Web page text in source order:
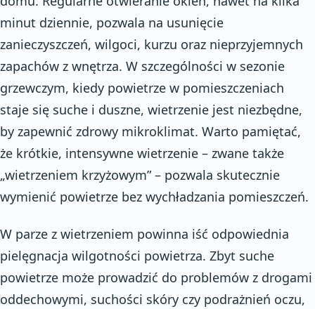
minut dziennie, pozwala na usunięcie
zanieczyszczeń, wilgoci, kurzu oraz nieprzyjemnych
zapachów z wnętrza. W szczególności w sezonie
grzewczym, kiedy powietrze w pomieszczeniach
staje się suche i duszne, wietrzenie jest niezbędne,
by zapewnić zdrowy mikroklimat. Warto pamiętać,
że krótkie, intensywne wietrzenie – zwane także
„wietrzeniem krzyżowym” – pozwala skutecznie
wymienić powietrze bez wychładzania pomieszczeń.
W parze z wietrzeniem powinna iść odpowiednia
pielęgnacja wilgotności powietrza. Zbyt suche
powietrze może prowadzić do problemów z drogami
oddechowymi, suchości skóry czy podrażnień oczu,